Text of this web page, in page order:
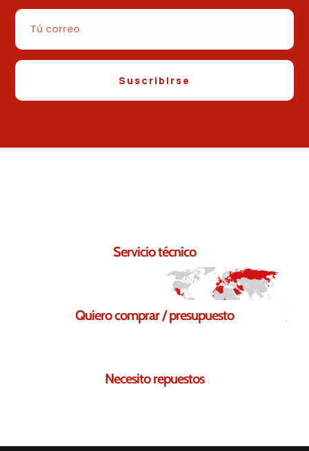
Suscribirse
Servicio técnico
Respuesta en 24–48h
Quiero comprar / presupuesto
Necesito repuestos